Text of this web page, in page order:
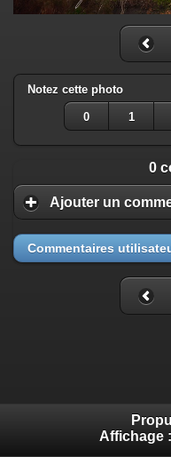
Notez cette photo
0 1
0
Ajouter un
Commentaires
Affichage :